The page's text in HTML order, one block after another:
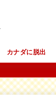
カナダに脱出